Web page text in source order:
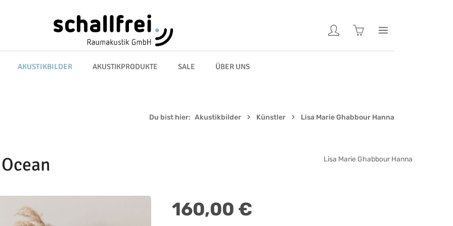
Warenkorb enthält 0
AKUSTIKBILDER AKUSTIKPRODUKTE SALE ÜBER UNS
Du bist hier: Akustikbilder Künstler Lisa Marie Ghabbour Hanna
Lisa Marie Ghabbour Hanna
Regulärer Preis:
160,00 €